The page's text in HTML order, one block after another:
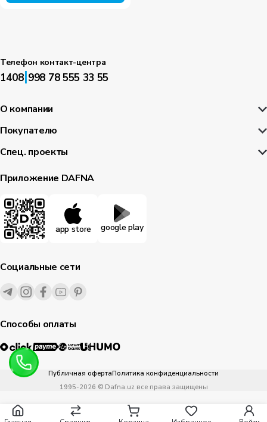
Телефон контакт-центра
1408|998 78 555 33 55
О компании
Покупателю
Спец. проекты
Приложение DAFNA
app store google play
Социальные сети
Способы оплаты
1995-2026 © Dafna.uz все права защищены
Публичная офертаПолитика конфиденциальности